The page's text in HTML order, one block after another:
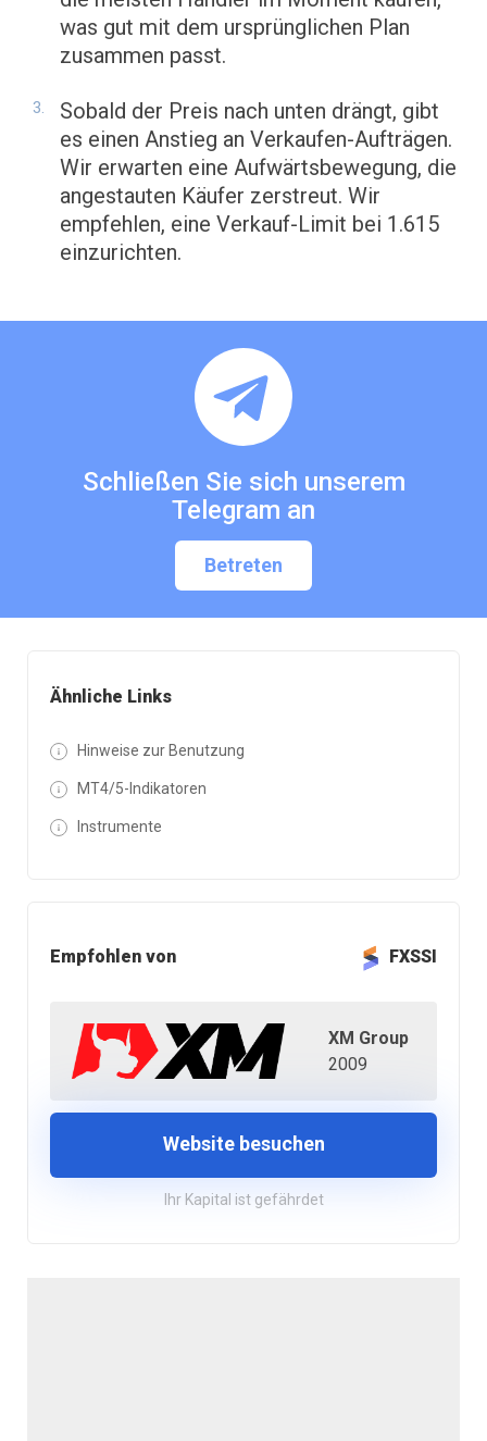
Ähnliche Links
Hinweise zur Benutzung
MT4/5-Indikatoren
Instrumente
Empfohlen von FXSSI
XM Group
2009
Website besuchen
Ihr Kapital ist gefährdet
was gut mit dem ursprünglichen Plan
zusammen passt.
Sobald der Preis nach unten drängt, gibt
es einen Anstieg an Verkaufen-Aufträgen.
Wir erwarten eine Aufwärtsbewegung, die
angestauten Käufer zerstreut. Wir
empfehlen, eine Verkauf-Limit bei 1.615
einzurichten.
Schließen Sie sich unserem
Telegram an
Betreten